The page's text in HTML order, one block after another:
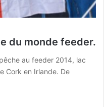
du monde feeder.
au feeder 2014, lac
Cork en Irlande. De